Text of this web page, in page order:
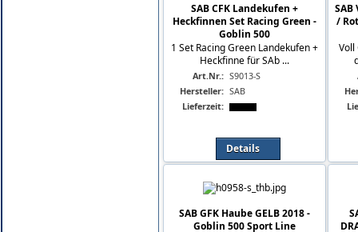
SAB CFK Landekufen +
Heckfinnen Set Racing Green -
Goblin 500
1 Set Racing Green Landekufen +
Heckfinne für SAb ...
Art.Nr.: S9013-S
Hersteller: SAB
Lieferzeit:
Details
SAB
/
Voll
SAB GFK Haube GELB 2018 -
Goblin 500 Sport Line